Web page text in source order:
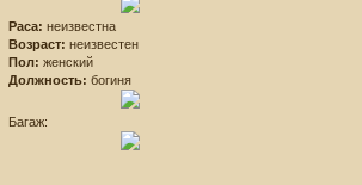
Раса: неизвестна
Возраст: неизвестен
Пол: женский
Должность: богиня
Багаж: